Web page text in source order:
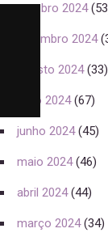
outubro 2024
setembro 2024
agosto 2024(33)
julho 2024(67)
junho 2024(45)
maio 2024(46)
abril 2024(44)
março 2024(34)